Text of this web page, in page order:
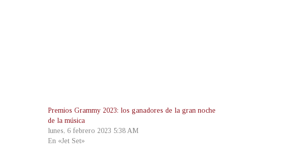
Premios Grammy 2023: los ganadores de la gran noche
de la música
lunes, 6 febrero 2023 5:38 AM
En «Jet Set»